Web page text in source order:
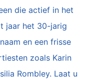
die actief in het
jaar het 30-jarig
en een frisse
zoals Karin
Rombley. Laat u